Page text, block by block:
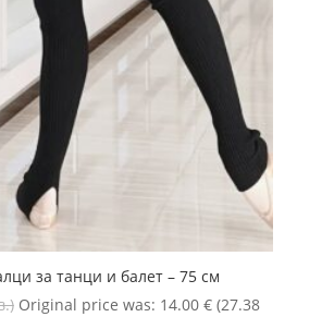
за танци и балет – 75 см
Original price was: 14.00 € (27.38